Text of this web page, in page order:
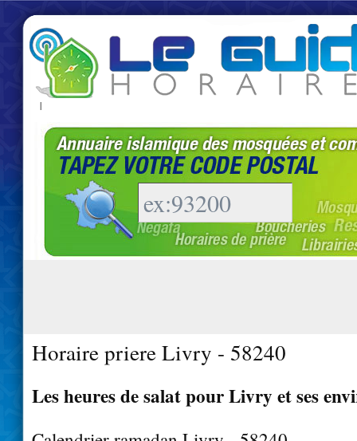
|
Horaire priere Livry - 58240
Les heures de salat pour Livry et ses